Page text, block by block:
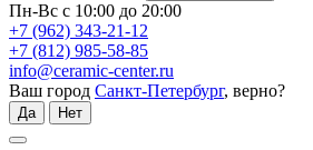
Пн-Вс с 10:00 до 20:00
+7 (962) 343-21-12
+7 (812) 985-58-85
info@ceramic-center.ru
Ваш город Санкт-Петербург, верно?
Да Нет